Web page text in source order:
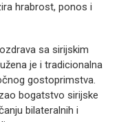
hrabrost, ponos i
sa sirijskim
je i tradicionalna
gostoprimstva.
bogatstvo sirijske
bilateralnih i